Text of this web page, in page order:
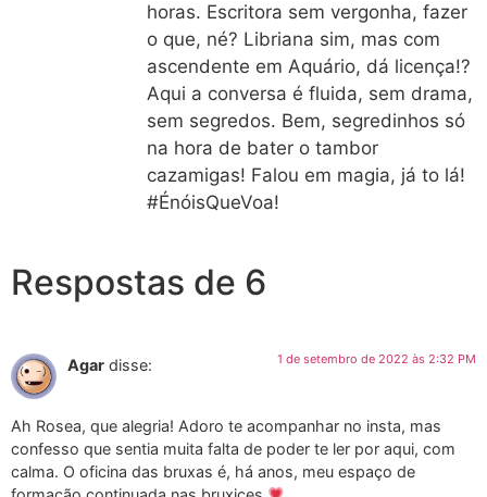
horas. Escritora sem vergonha, fazer
o que, né? Libriana sim, mas com
ascendente em Aquário, dá licença!?
Aqui a conversa é fluida, sem drama,
sem segredos. Bem, segredinhos só
na hora de bater o tambor
cazamigas! Falou em magia, já to lá!
#ÉnóisQueVoa!
Respostas de 6
Agar disse: 1 de setembro de 2022 às 2:32 PM
Ah Rosea, que alegria! Adoro te acompanhar no insta, mas
confesso que sentia muita falta de poder te ler por aqui, com
calma. O oficina das bruxas é, há anos, meu espaço de